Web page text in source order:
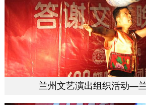
兰州文艺演出组织活动—